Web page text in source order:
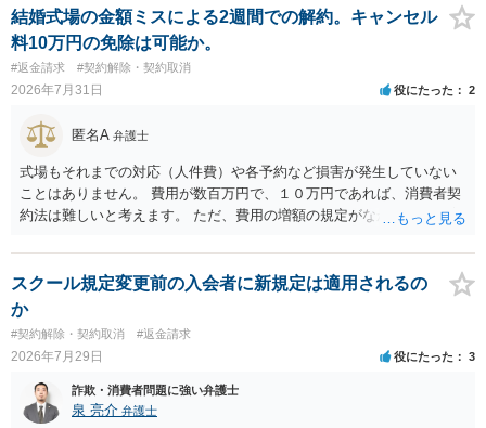
結婚式場の金額ミスによる2週間での解約。キャンセル
料10万円の免除は可能か。
#返金請求 #契約解除・契約取消
2026年7月31日 役にたった 2
匿名A 弁護士
式場もそれまでの対応（人件費）や各予約など損害が発生していない
ことはありません。 費用が数百万円で、１０万円であれば、消費者契
約法は難しいと考えます。 ただ、費用の増額の規定がなかったのに増
ということになり、解約するのは理由がないことになります。
スクール規定変更前の入会者に新規定は適用されるの
か
#契約解除・契約取消 #返金請求
2026年7月29日 役にたった 3
詐欺・消費者問題に強い弁護士
泉 亮介 弁護士